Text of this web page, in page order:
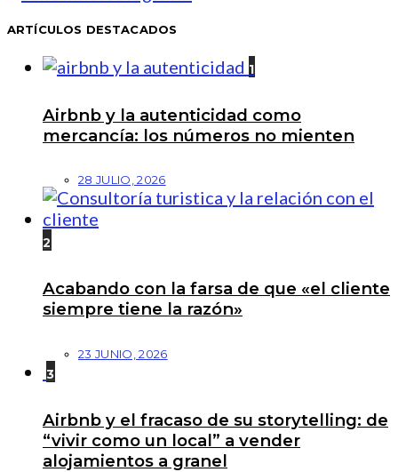
ARTÍCULOS DESTACADOS
1
Airbnb y la autenticidad como
mercancía: los números no mienten
28 JULIO, 2026
2
Acabando con la farsa de que «el cliente
siempre tiene la razón»
23 JUNIO, 2026
3
Airbnb y el fracaso de su storytelling: de
“vivir como un local” a vender
alojamientos a granel